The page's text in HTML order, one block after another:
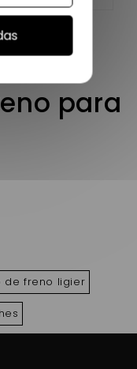
items
para
de freno ligier